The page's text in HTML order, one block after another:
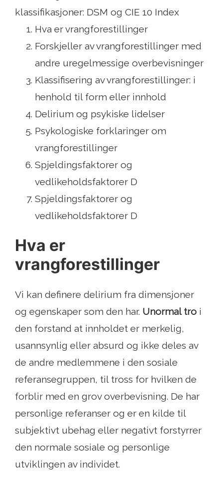
klassifikasjoner: DSM og CIE 10 Index
Hva er vrangforestillinger
Forskjeller av vrangforestillinger med
andre uregelmessige overbevisninger
Klassifisering av vrangforestillinger: i
henhold til form eller innhold
Delirium og psykiske lidelser
Psykologiske forklaringer om
vrangforestillinger
Spjeldingsfaktorer og
vedlikeholdsfaktorer D
Spjeldingsfaktorer og
vedlikeholdsfaktorer D
Hva er
vrangforestillinger
Vi kan definere delirium fra dimensjoner
og egenskaper som den har. Unormal tro i
den forstand at innholdet er merkelig,
usannsynlig eller absurd og ikke deles av
de andre medlemmene i den sosiale
referansegruppen, til tross for hvilken de
forblir med en grov overbevisning. De har
personlige referanser og er en kilde til
subjektivt ubehag eller negativt forstyrrer
den normale sosiale og personlige
utviklingen av individet.